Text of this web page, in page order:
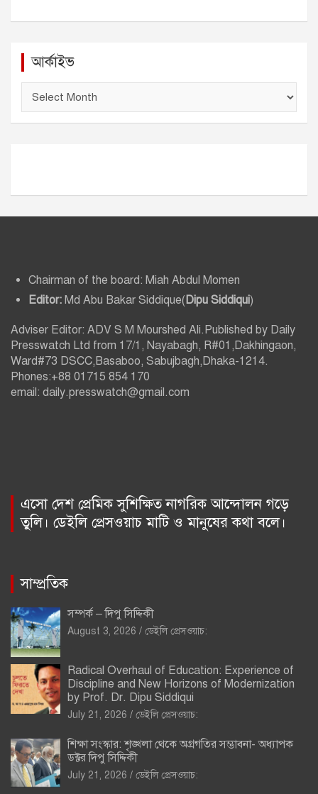
আর্কাইভ
ই
Chairman of the board: Miah Abdul Momen
Editor: Md Abu Bakar Siddique(Dipu Siddiqui)
Adviser Editor: ADV S M Mourshed Ali.Published by Daily
Presswatch Ltd from 17/1, Nayabagh, R#01,Dakhingaon,
Ward#73 DSCC,Basaboo, Sabujbagh,Dhaka-1214.
Phones:+88 01715 854 170
email: daily.presswatch@gmail.com
এসো দেশ প্রেমিক সুশিক্ষিত নাগরিক আন্দোলন গড়ে
তুলি। ডেইলি প্রেসওয়াচ মাটি ও মানুষের কথা বলে।
সাম্প্রতিক
সম্পর্ক – দিপু সিদ্দিকী
August 3, 2026 ডেইলি প্রেসওয়াচ:
Radical Overhaul of Education: Experience of
Discipline and New Horizons of Modernization
by Prof. Dr. Dipu Siddiqui
July 21, 2026 ডেইলি প্রেসওয়াচ:
শিক্ষা সংস্কার: শৃঙ্খলা থেকে অগ্রগতির সম্ভাবনা- অধ্যাপক
ডক্টর দিপু সিদ্দিকী
July 21, 2026 ডেইলি প্রেসওয়াচ: